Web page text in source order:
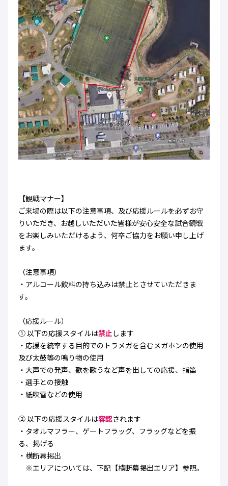
【観戦マナー】
ご来場の際は以下の注意事項、及び応援ルールを必ずお守
りいただき、お越しいただいた皆様が安心安全な試合観戦
をお楽しみいただけるよう、何卒ご協力をお願い申し上げ
ます。
（注意事項）
・アルコール飲料の持ち込みは禁止とさせていただきま
す。
（応援ルール）
① 以下の応援スタイルは禁止 します
・応援を統率する目的でのトラメガを含むメガホンの使用
及び太鼓等の鳴り物の使用
・大声での発声、歌を歌うなど声を出しての応援、指笛
・選手との接触
・紙吹雪などの使用
② 以下の応援スタイルは容認されます
・タオルマフラー、ゲートフラッグ、フラッグなどを振
る、掲げる
・横断幕掲出
※エリアについては、下記【横断幕掲出エリア】参照。